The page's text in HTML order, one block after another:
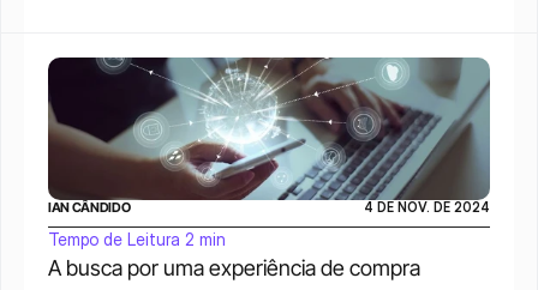
A busca por uma experiência de compra
IAN CÂNDIDO 4 DE NOV. DE 2024
Tempo de Leitura 2 min